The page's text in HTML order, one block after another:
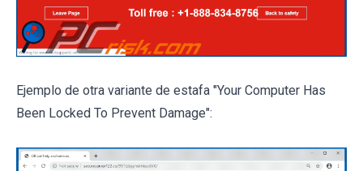
Ejemplo de otra variante de estafa "Your Computer Has
Been Locked To Prevent Damage":